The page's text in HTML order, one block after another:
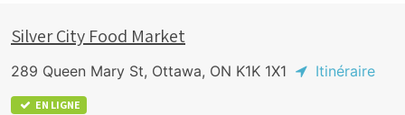
Silver City Food Market
289 Queen Mary St, Ottawa, ON K1K 1X1 Itinéraire
EN LIGNE